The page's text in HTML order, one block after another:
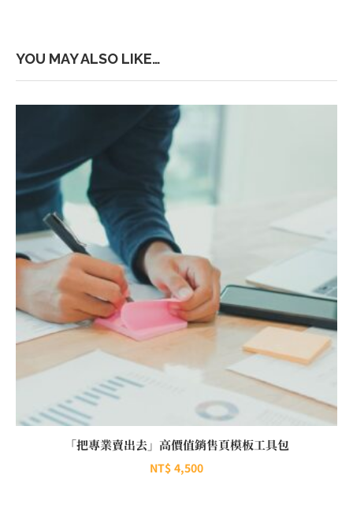
YOU MAY ALSO LIKE…
「把專業賣出去」高價值銷售頁模板工具包
NT$ 4,500